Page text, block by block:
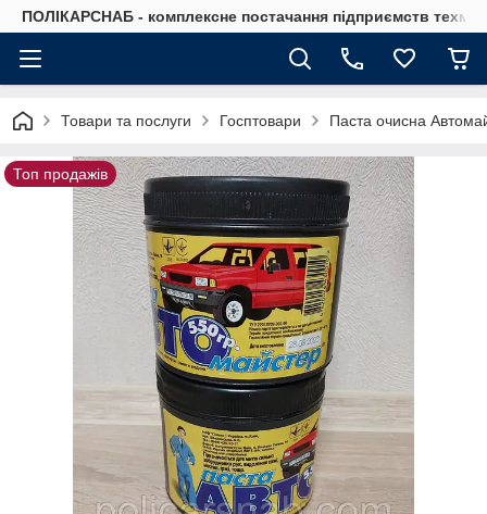
ПОЛІКАРСНАБ - комплексне постачання підприємств
Товари та послуги Госптовари Паста очисна
Топ продажів